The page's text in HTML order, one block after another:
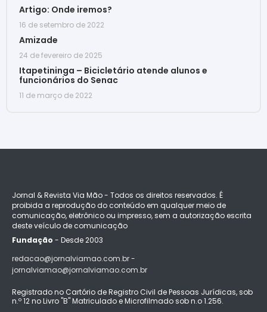
Artigo: Onde iremos?
16 de setembro de 2022
Amizade
24 de fevereiro de 2025
Itapetininga – Bicicletário atende alunos e
funcionários do Senac
11 de março de 2022
Jornal & Revista Via Mão - Todos os direitos reservados. É
proibida a reprodução do conteúdo em qualquer meio de
comunicação, eletrônico ou impresso, sem a autorização escrita
deste veículo de comunicação
Fundação - Desde 2003
redacao@jornalviamao.com.br -
jornalviamao@jornalviamao.com.br
Registrado no Cartório de Registro Civil de Pessoas Jurídicas, sob
n.º 12 no Livro "B" Matriculado e Microfilmado sob n.o 1.256.